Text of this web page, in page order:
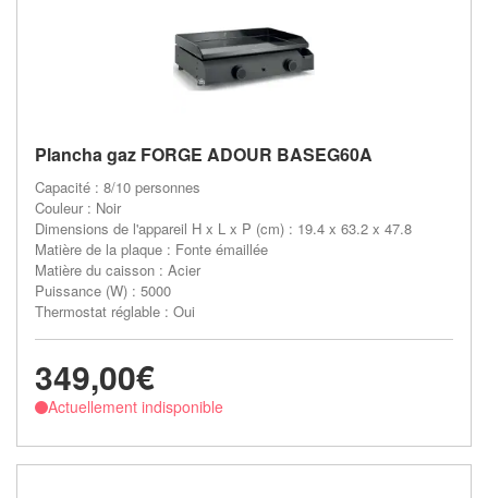
Plancha gaz FORGE ADOUR BASEG60A
Capacité : 8/10 personnes
Couleur : Noir
Dimensions de l'appareil H x L x P (cm) : 19.4 x 63.2 x 47.8
Matière de la plaque : Fonte émaillée
Matière du caisson : Acier
Puissance (W) : 5000
Thermostat réglable : Oui
349,00€
Actuellement indisponible